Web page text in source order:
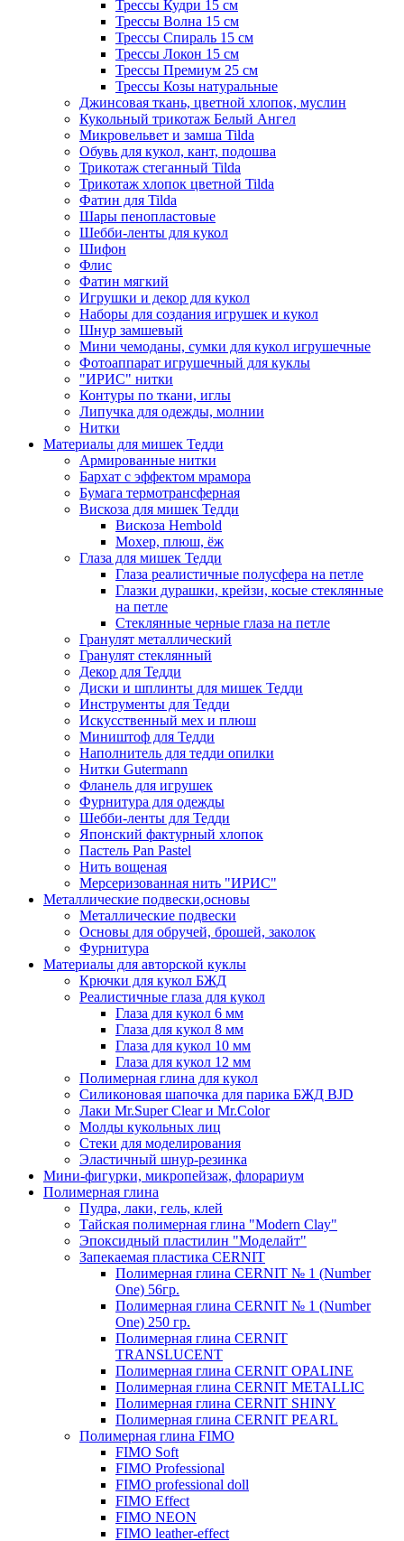
Трессы Кудри 15 см
Трессы Волна 15 см
Трессы Спираль 15 см
Трессы Локон 15 см
Трессы Премиум 25 см
Трессы Козы натуральные
Джинсовая ткань, цветной хлопок, муслин
Кукольный трикотаж Белый Ангел
Микровельвет и замша Tilda
Обувь для кукол, кант, подошва
Трикотаж стеганный Tilda
Трикотаж хлопок цветной Tilda
Фатин для Tilda
Шары пенопластовые
Шебби-ленты для кукол
Шифон
Флис
Фатин мягкий
Игрушки и декор для кукол
Наборы для создания игрушек и кукол
Шнур замшевый
Мини чемоданы, сумки для кукол игрушечные
Фотоаппарат игрушечный для куклы
"ИРИС" нитки
Контуры по ткани, иглы
Липучка для одежды, молнии
Нитки
Материалы для мишек Тедди
Армированные нитки
Бархат с эффектом мрамора
Бумага термотрансферная
Вискоза для мишек Тедди
Вискоза Hembold
Мохер, плюш, ёж
Глаза для мишек Тедди
Глаза реалистичные полусфера на петле
Глазки дурашки, крейзи, косые стеклянные
на петле
Стеклянные черные глаза на петле
Гранулят металлический
Гранулят стеклянный
Декор для Тедди
Диски и шплинты для мишек Тедди
Инструменты для Тедди
Искусственный мех и плюш
Миништоф для Тедди
Наполнитель для тедди опилки
Нитки Gutermann
Фланель для игрушек
Фурнитура для одежды
Шебби-ленты для Тедди
Японский фактурный хлопок
Пастель Pan Pastel
Нить вощеная
Мерсеризованная нить "ИРИС"
Металлические подвески,основы
Металлические подвески
Основы для обручей, брошей, заколок
Фурнитура
Материалы для авторской куклы
Крючки для кукол БЖД
Реалистичные глаза для кукол
Глаза для кукол 6 мм
Глаза для кукол 8 мм
Глаза для кукол 10 мм
Глаза для кукол 12 мм
Полимерная глина для кукол
Силиконовая шапочка для парика БЖД BJD
Лаки Mr.Super Clear и Mr.Color
Молды кукольных лиц
Стеки для моделирования
Эластичный шнур-резинка
Мини-фигурки, микропейзаж, флорариум
Полимерная глина
Пудра, лаки, гель, клей
Тайская полимерная глина "Modern Clay"
Эпоксидный пластилин "Моделайт"
Запекаемая пластика CERNIT
Полимерная глина CERNIT № 1 (Number
One) 56гр.
Полимерная глина CERNIT № 1 (Number
One) 250 гр.
Полимерная глина CERNIT
TRANSLUCENT
Полимерная глина CERNIT OPALINE
Полимерная глина CERNIT METALLIC
Полимерная глина CERNIT SHINY
Полимерная глина CERNIT PEARL
Полимерная глина FIMO
FIMO Soft
FIMO Professional
FIMO professional doll
FIMO Effect
FIMO NEON
FIMO leather-effect